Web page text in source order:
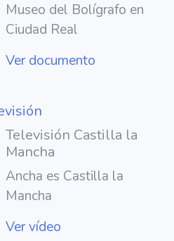
Museo del Bolígrafo en
Ciudad Real
Ver documento
Televisión Castilla la
Mancha
Ancha es Castilla la
Mancha
Ver vídeo